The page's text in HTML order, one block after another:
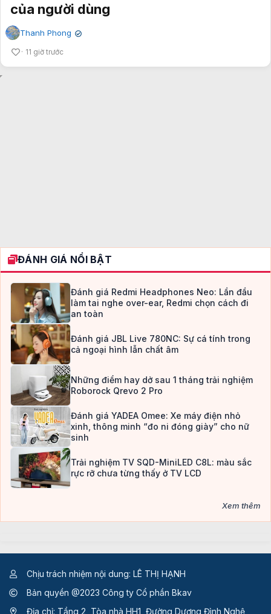
của người dùng
Thanh Phong ✔
11 giờ trước
ĐÁNH GIÁ NỔI BẬT
Đánh giá Redmi Headphones Neo: Lần đầu
làm tai nghe over-ear, Redmi chọn cách đi
an toàn
Đánh giá JBL Live 780NC: Sự cá tính trong
cả ngoại hình lẫn chất âm
Những điểm hay dở sau 1 tháng trải nghiệm
Roborock Qrevo 2 Pro
Đánh giá YADEA Omee: Xe máy điện nhỏ
xinh, thông minh “đo ni đóng giày” cho nữ
sinh
Trải nghiệm TV SQD-MiniLED C8L: màu sắc
rực rỡ chưa từng thấy ở TV LCD
Xem thêm
Chịu trách nhiệm nội dung: LÊ THỊ HẠNH
Bản quyền @2023 Công ty Cổ phần Bkav
Địa chỉ: Tầng 2, Tòa nhà HH1, Đường Dương Đình Nghệ,